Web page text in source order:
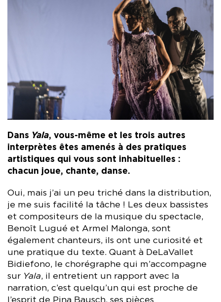
Dans Yala, vous-même et les trois autres
interprètes êtes amenés à des pratiques
artistiques qui vous sont inhabituelles :
chacun joue, chante, danse.
Oui, mais j’ai un peu triché dans la distribution,
je me suis facilité la tâche ! Les deux bassistes
et compositeurs de la musique du spectacle,
Benoît Lugué et Armel Malonga, sont
également chanteurs, ils ont une curiosité et
une pratique du texte. Quant à DeLaVallet
Bidiefono, le chorégraphe qui m’accompagne
sur Yala, il entretient un rapport avec la
narration, c’est quelqu’un qui est proche de
l’esprit de Pina Bausch, ses pièces